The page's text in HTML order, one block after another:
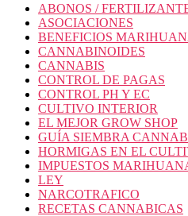
ABONOS /
ASOCIACIONES
BENEFICIOS
CANNABINOIDES
CANNABIS
CONTROL DE PAGAS
CONTROL PH Y EC
CULTIVO INTERIOR
EL MEJOR GROW SHOP
GUÍA SIEMBRA
HORMIGAS EN EL
IMPUESTOS
LEY
NARCOTRAFICO
RECETAS CANNABICAS